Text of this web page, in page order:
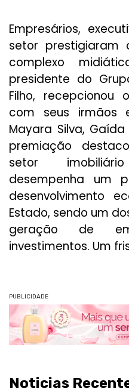
Empresários,
setor
complexo
presidente do
Filho, recepcionou
com seus irmãos
Mayara Silva,
premiação
setor
desempenha um
desenvolvimento
Estado, sendo um
geração de
investimentos. Um
PUBLICIDADE
Noticias